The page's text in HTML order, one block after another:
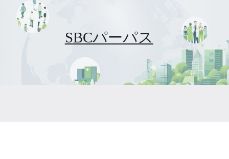
SBCパーパス